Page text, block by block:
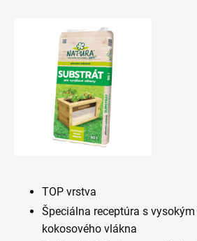
TOP vrstva
Špeciálna receptúra ​​s
kokosového vlákna